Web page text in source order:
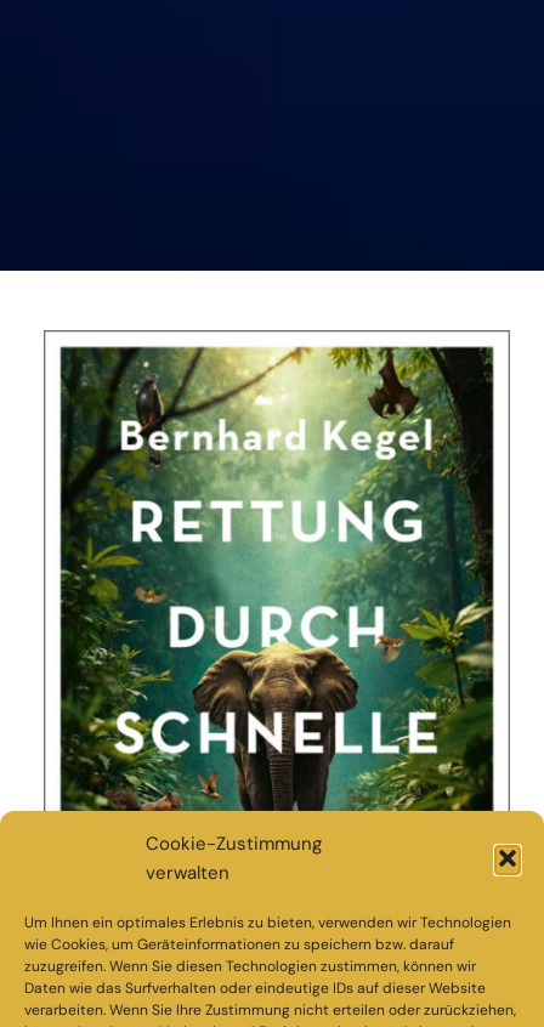
Cookie-Zustimmung
verwalten
Um Ihnen ein optimales Erlebnis zu bieten, verwenden wir Technologien
wie Cookies, um Geräteinformationen zu speichern bzw. darauf
zuzugreifen. Wenn Sie diesen Technologien zustimmen, können wir
Daten wie das Surfverhalten oder eindeutige IDs auf dieser Website
verarbeiten. Wenn Sie Ihre Zustimmung nicht erteilen oder zurückziehen,